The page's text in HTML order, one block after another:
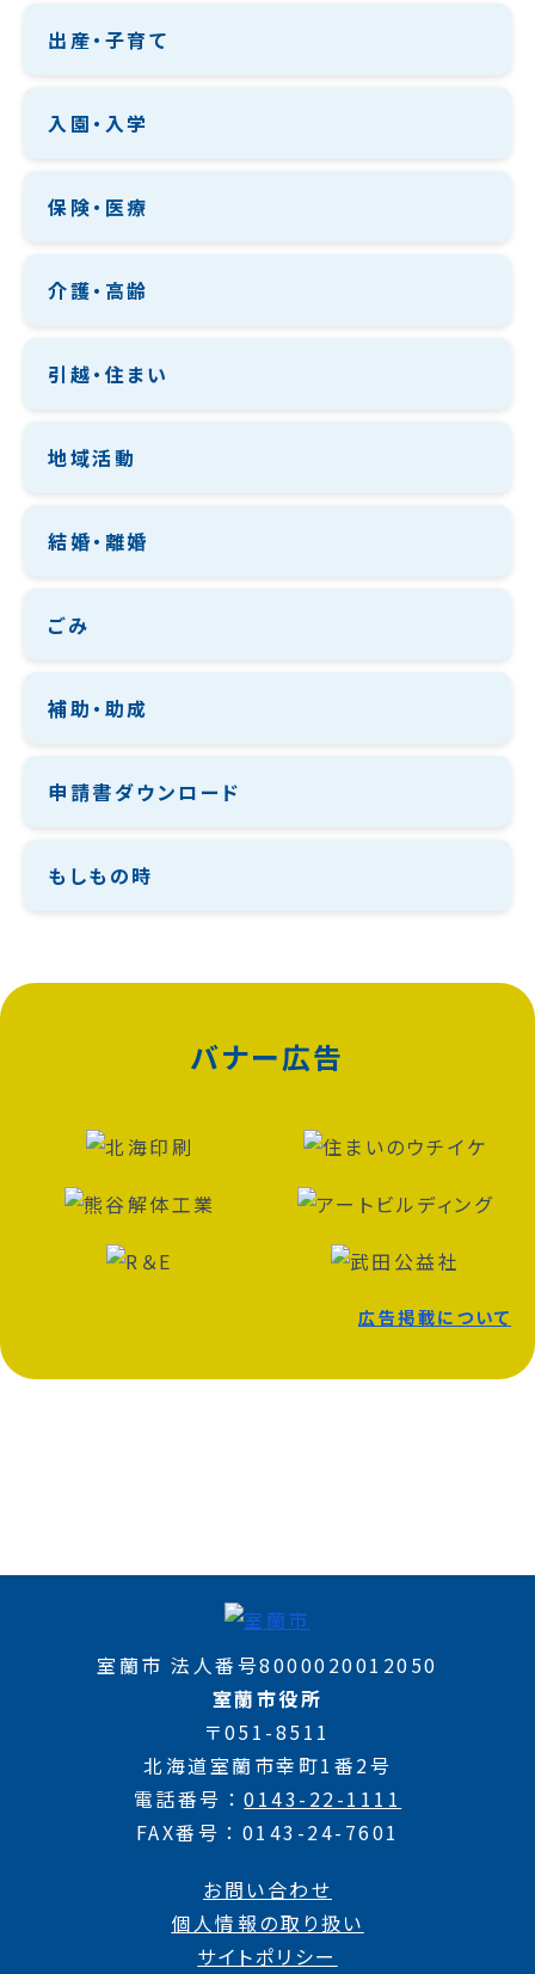
出産・子育て
入園・入学
保険・医療
介護・高齢
引越・住まい
地域活動
結婚・離婚
ごみ
補助・助成
申請書ダウンロード
もしもの時
バナー広告
広告掲載について
室蘭市 法人番号8000020012050
室蘭市役所
〒051-8511
北海道室蘭市幸町1番2号
電話番号
0143-22-1111
FAX番号
0143-24-7601
お問い合わせ
個人情報の取り扱い
サイトポリシー